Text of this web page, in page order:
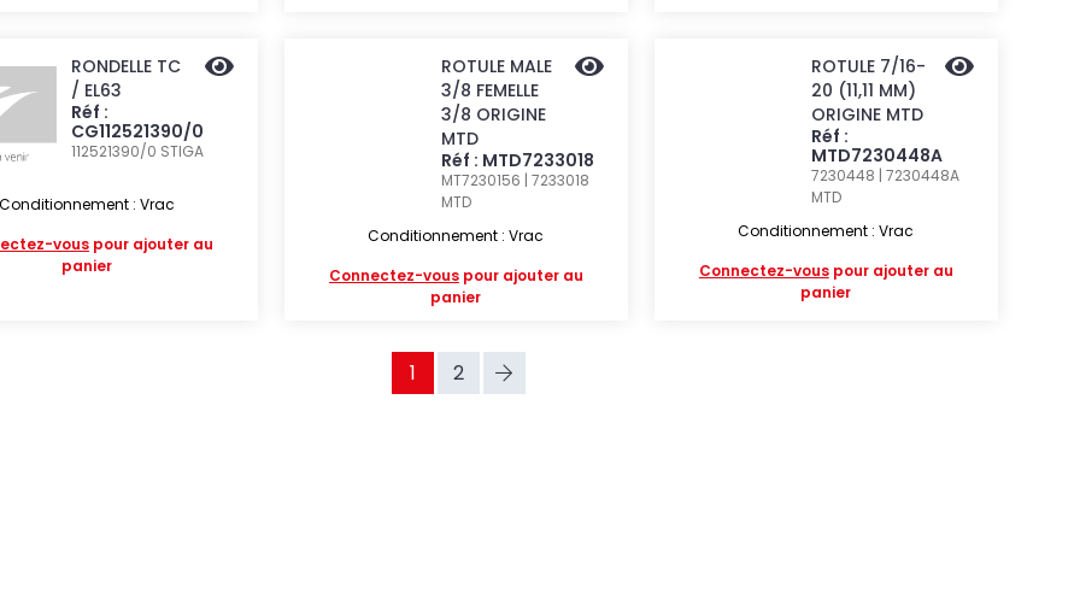
RONDELLE TC
/ EL63
Réf :
CG112521390/0
112521390/0 STIGA
: Vrac
vous pour ajouter au
panier
ROTULE MALE
3/8 FEMELLE
3/8 ORIGINE
MTD
Réf : MTD7233018
MT7230156 | 7233018
MTD
Conditionnement : Vrac
Connectez-vouspour ajouter au
panier
ROTULE 7/16-
20 (11,11 MM)
ORIGINE MTD
Réf :
MTD7230448A
7230448 | 7230448A
MTD
Conditionnement : Vrac
Connectez-vouspour ajouter au
panier
1 2